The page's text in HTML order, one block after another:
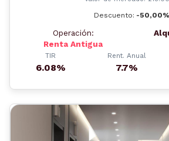
Descuento: -50,00%
Operación:
Renta Antigua
TIR
6.08%
Rent. Anual
7.7%